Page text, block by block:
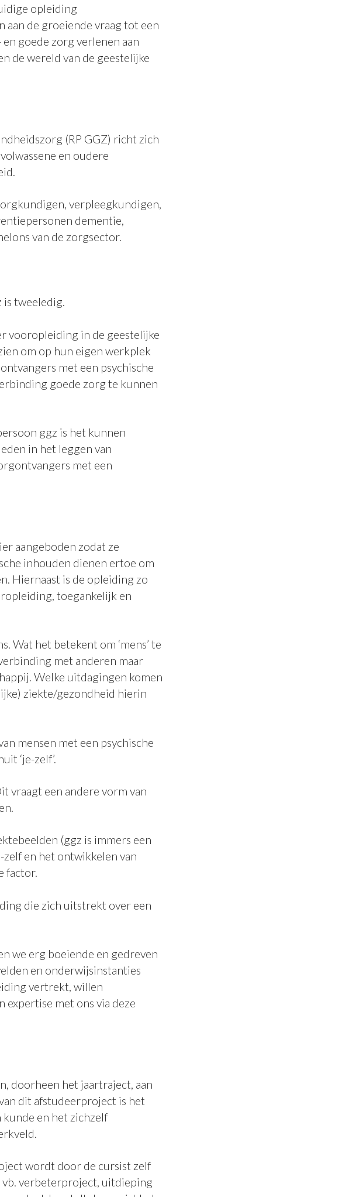
opleiding
de groeiende vraag tot een
goede zorg verlenen aan
de wereld van de geestelijke
(RP GGZ) richt zich
en oudere
verpleegkundigen,
dementie,
van de zorgsector.
tweeledig.
vooropleiding in de geestelijke
om op hun eigen werkplek
met een psychische
goede zorg te kunnen
ggz is het kunnen
in het leggen van
met een
aangeboden zodat ze
inhouden dienen ertoe om
Hiernaast is de opleiding zo
toegankelijk en
Wat het betekent om ‘mens’ te
met anderen maar
Welke uitdagingen komen
ziekte/gezondheid hierin
mensen met een psychische
‘je-zelf’.
vraagt een andere vorm van
(ggz is immers een
en het ontwikkelen van
factor.
die zich uitstrekt over een
we erg boeiende en gedreven
en onderwijsinstanties
vertrekt, willen
met ons via deze
doorheen het jaartraject, aan
dit afstudeerproject is het
kunde en het zichzelf
wordt door de cursist zelf
vb. verbeterproject, uitdieping